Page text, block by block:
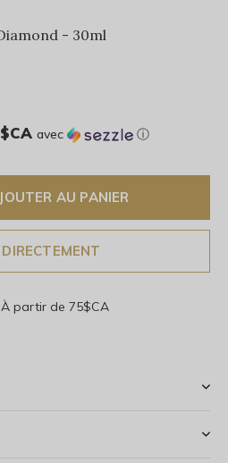
- 30ml
avec ⓘ
AU PANIER
DIRECTEMENT
partir de 75$CA